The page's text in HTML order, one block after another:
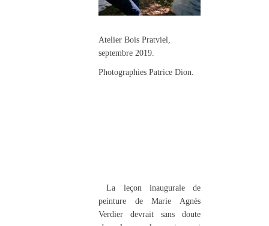
Atelier Bois Pratviel,
septembre 2019.
Photographies Patrice Dion.
La leçon inaugurale de
peinture de Marie Agnès
Verdier devrait sans doute